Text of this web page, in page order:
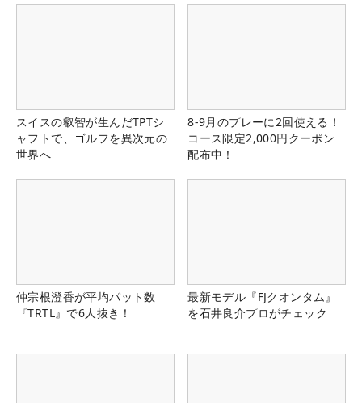
スイスの叡智が生んだTPTシ
ャフトで、ゴルフを異次元の
世界へ
8-9月のプレーに2回使える！
コース限定2,000円クーポン
配布中！
仲宗根澄香が平均パット数
『TRTL』で6人抜き！
最新モデル『FJクオンタム』
を石井良介プロがチェック